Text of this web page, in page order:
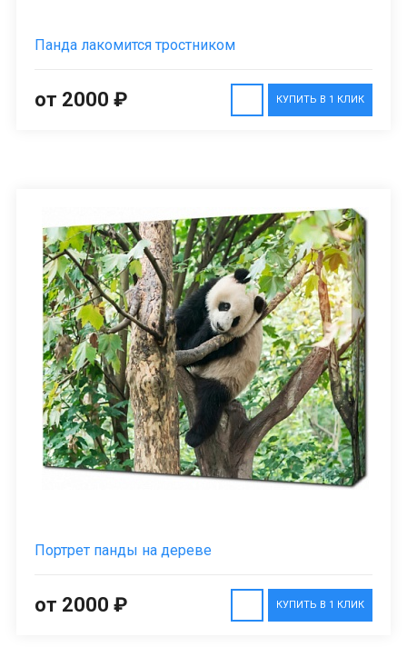
Панда лакомится тростником
КУПИТЬ В 1 КЛИК
от 2000 ₽
Портрет панды на дереве
КУПИТЬ В 1 КЛИК
от 2000 ₽